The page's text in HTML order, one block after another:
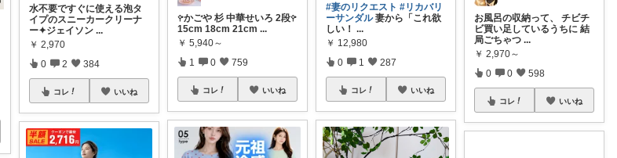
水不要ですぐに使える泡タ
イプのスニーカークリーナ
ー✦ジェイソン ...
￥ 2,970
0 2 384
コレ いいね
𖧤かごや 杉 中華せいろ 2段𖧤
15cm 18cm 21cm ...
￥ 5,940～
1 0 759
コレ いいね
#妻のリクエスト #リカバリ
ーサンダル妻から「これ欲
しい！ ...
￥ 12,980
0 1 287
コレ いいね
お風呂の収納って、 チビチ
ビ買い足しているうちに 結
局ごちゃつ ...
￥ 2,970～
0 0 598
コレ いいね